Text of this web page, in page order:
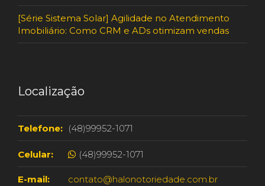
[Série Sistema Solar] Agilidade no Atendimento
Imobiliário: Como CRM e ADs otimizam vendas
Localização
Telefone: (48)99952-1071
Celular: (48)99952-1071
E-mail: contato@halonotoriedade.com.br